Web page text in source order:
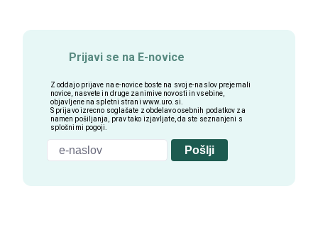
Prijavi se na E-novice
Z oddajo prijave na e-novice boste na svoj e-naslov prejemali
novice, nasvete in druge zanimive novosti in vsebine,
objavljene na spletni strani www.uro.si
S prijavo izrecno soglašate z obdelavo osebnih podatkov za
namen pošiljanja, prav tako izjavljate, da ste seznanjeni s
splošnimi pogoji.
Pošlji